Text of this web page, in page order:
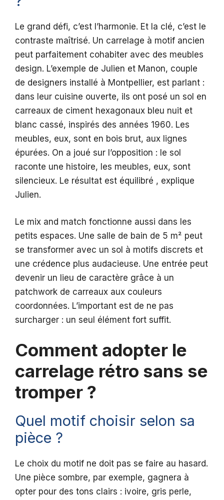
Le grand défi, c’est l’harmonie. Et la clé, c’est le
contraste maîtrisé. Un carrelage à motif ancien
peut parfaitement cohabiter avec des meubles
design. L’exemple de Julien et Manon, couple
de designers installé à Montpellier, est parlant :
dans leur cuisine ouverte, ils ont posé un sol en
carreaux de ciment hexagonaux bleu nuit et
blanc cassé, inspirés des années 1960. Les
meubles, eux, sont en bois brut, aux lignes
épurées. On a joué sur l’opposition : le sol
raconte une histoire, les meubles, eux, sont
silencieux. Le résultat est équilibré , explique
Julien.
Le mix and match fonctionne aussi dans les
petits espaces. Une salle de bain de 5 m² peut
se transformer avec un sol à motifs discrets et
une crédence plus audacieuse. Une entrée peut
devenir un lieu de caractère grâce à un
patchwork de carreaux aux couleurs
coordonnées. L’important est de ne pas
surcharger : un seul élément fort suffit.
Comment adopter le
carrelage rétro sans se
tromper ?
Quel motif choisir selon sa
pièce ?
Le choix du motif ne doit pas se faire au hasard.
Une pièce sombre, par exemple, gagnera à
opter pour des tons clairs : ivoire, gris perle,